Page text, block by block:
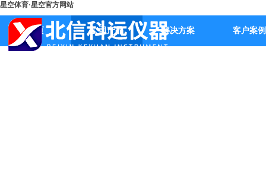
星空体育·星空官方网站
首页 公司产品 解决方案 客户案例